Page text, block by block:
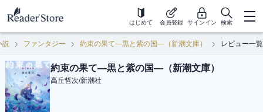
はじめて 会員登録 サインイン 検索
説 ファンタジー 約束の果て―黒と紫の国―（新潮文庫） レビュー一覧
約束の果て―黒と紫の国―（新潮文庫）
高丘哲次/新潮社